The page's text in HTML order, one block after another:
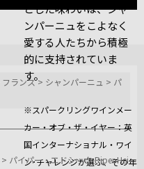
とした味わいは、シャ
ンパーニュをこよなく
愛する人たちから積極
的に支持されていま
す。
※スパークリングワインメー
カー・オブ・ザ・イヤー：英
国インターナショナル・ワイ
ン･チャレンジが選ぶ、その年
フランス > シャンパーニュ > パ
> パイパー・エドシック Piper Hei